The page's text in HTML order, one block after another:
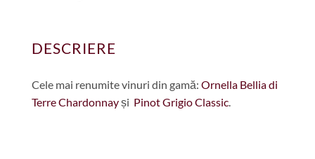
DESCRIERE
Cele mai renumite vinuri din gamă: Ornella Bellia di
Terre Chardonnayși Pinot Grigio Classic.